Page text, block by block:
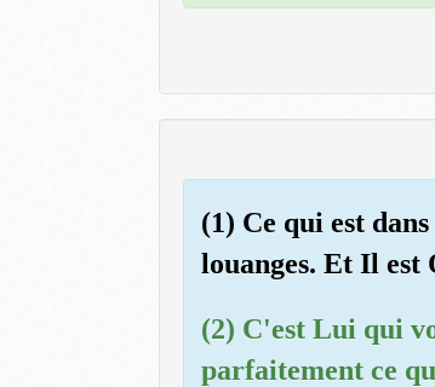
(1) Ce qui est
louanges. Et Il est
(2) C'est Lui qui
parfaitement ce